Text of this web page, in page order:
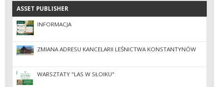
ASSET PUBLISHER
ASSET PUBLISHER
INFORMACJA
ZMIANA ADRESU KANCELARII LEŚNICTWA KONSTANTYNÓW
WARSZTATY "LAS W SŁOIKU"